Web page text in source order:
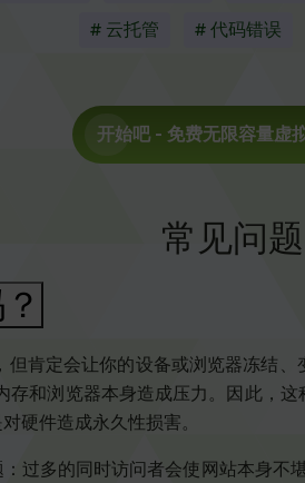
# 云托管 # 代码错误
开始吧- 免费无限容量虚
常见问题
肯定会让你的设备或浏览器冻结
和浏览器本身造成压力。因此，
硬件造成永久性损害。
过多的同时访问者会使网站本身